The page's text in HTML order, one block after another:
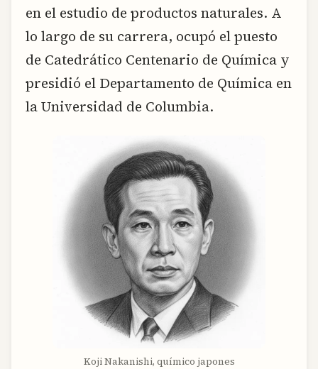
en el estudio de productos naturales. A
lo largo de su carrera, ocupó el puesto
de Catedrático Centenario de Química y
presidió el Departamento de Química en
la Universidad de Columbia.
Koji Nakanishi, químico japones